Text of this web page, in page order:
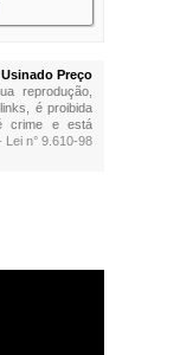
Preço
reprodução,
é proibida
crime e está
Lei n° 9.610-98